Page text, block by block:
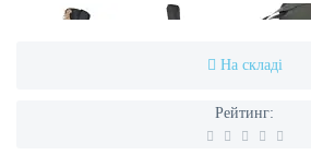
На складі
Рейтинг: